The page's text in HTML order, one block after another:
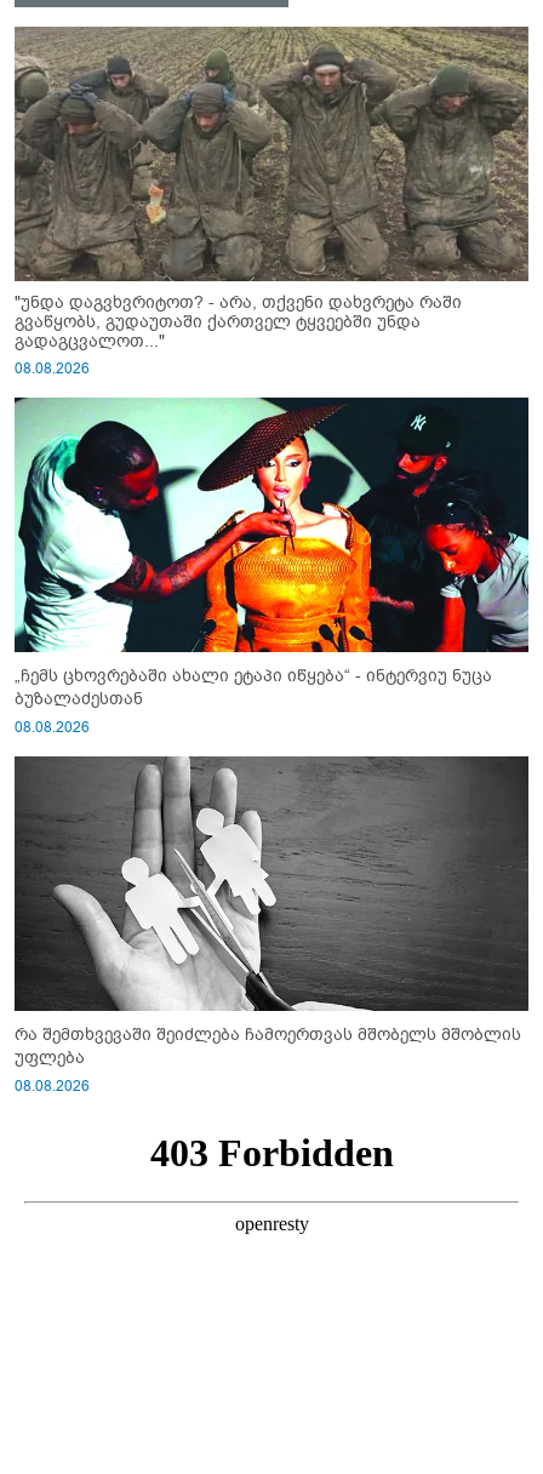
"უნდა დაგვხვრიტოთ? - არა, თქვენი დახვრეტა რაში
გვაწყობს, გუდაუთაში ქართველ ტყვეებში უნდა
გადაგცვალოთ..."
08.08.2026
„ჩემს ცხოვრებაში ახალი ეტაპი იწყება“ - ინტერვიუ ნუცა
ბუზალაძესთან
08.08.2026
რა შემთხვევაში შეიძლება ჩამოერთვას მშობელს მშობლის
უფლება
08.08.2026